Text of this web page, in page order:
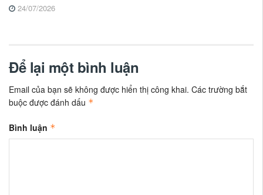
24/07/2026
Để lại một bình luận
Email của bạn sẽ không được hiển thị công khai. Các trường bắt
buộc được đánh dấu *
Bình luận *